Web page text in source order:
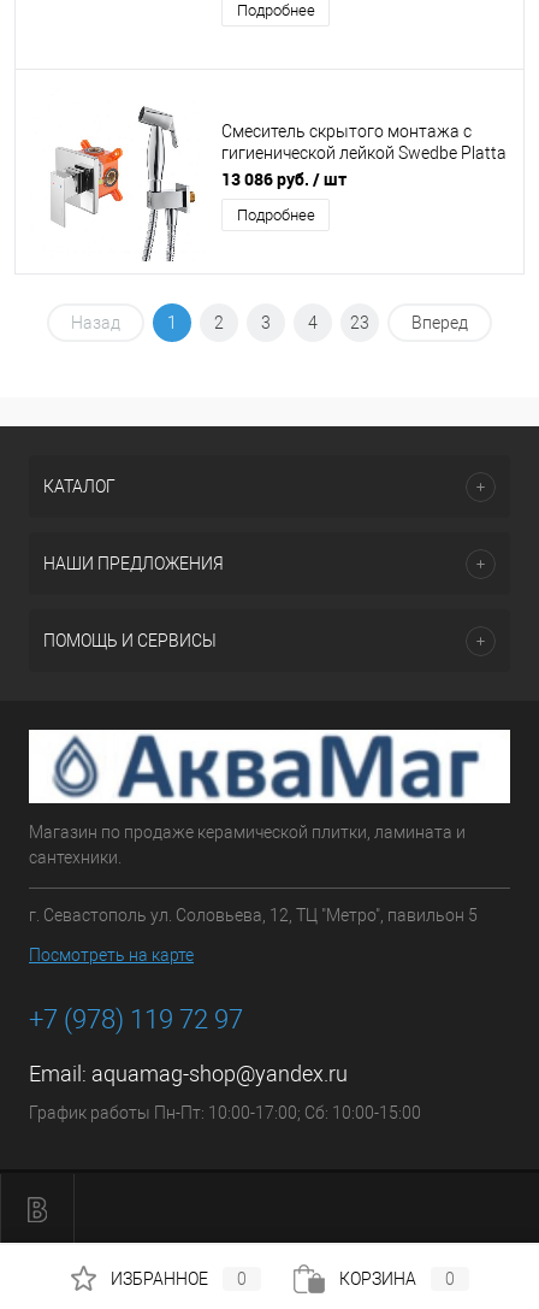
Подробнее
Смеситель скрытого монтажа с
гигиенической лейкой Swedbe Platta
5527 хром
13 086 руб. / шт
Подробнее
Назад 1 2 3 4 23 Вперед
КАТАЛОГ
НАШИ ПРЕДЛОЖЕНИЯ
ПОМОЩЬ И СЕРВИСЫ
Магазин по продаже керамической плитки, ламината и
сантехники.
г. Севастополь ул. Соловьева, 12, ТЦ "Метро", павильон 5
Посмотреть на карте
+7 (978) 119 72 97
Email: aquamag-shop@yandex.ru
График работы Пн-Пт: 10:00-17:00; Сб: 10:00-15:00
ИЗБРАННОЕ 0 КОРЗИНА 0